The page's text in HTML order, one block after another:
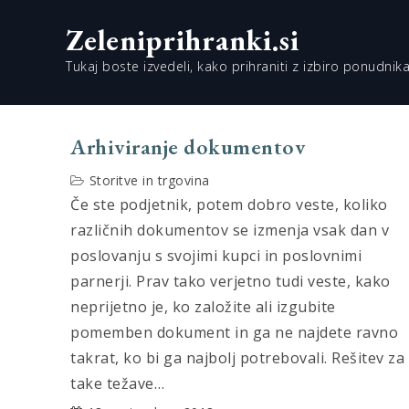
Zeleniprihranki.si
Tukaj boste izvedeli, kako prihraniti z izbiro
Arhiviranje dokumentov
Storitve in trgovina
Če ste podjetnik, potem dobro veste, koliko
različnih dokumentov se izmenja vsak dan v
poslovanju s svojimi kupci in poslovnimi
parnerji. Prav tako verjetno tudi veste, kako
neprijetno je, ko založite ali izgubite
pomemben dokument in ga ne najdete ravno
takrat, ko bi ga najbolj potrebovali. Rešitev za
take težave…